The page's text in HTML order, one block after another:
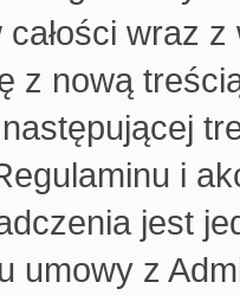
całości wraz
z nową
i
jest
umowy z